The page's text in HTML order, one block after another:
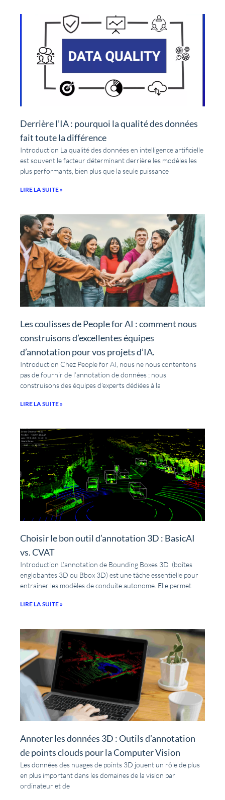
Derrière l’IA : pourquoi la qualité des données
fait toute la différence
Introduction La qualité des données en intelligence artificielle
est souvent le facteur déterminant derrière les modèles les
plus performants, bien plus que la seule puissance
LIRE LA SUITE »
Les coulisses de People for AI : comment nous
construisons d’excellentes équipes
d’annotation pour vos projets d’IA.
Introduction Chez People for AI, nous ne nous contentons
pas de fournir de l’annotation de données ; nous
construisons des équipes d’experts dédiées à la
LIRE LA SUITE »
Choisir le bon outil d’annotation 3D : BasicAI
vs. CVAT
Introduction L’annotation de Bounding Boxes 3D (boîtes
englobantes 3D ou Bbox 3D) est une tâche essentielle pour
entraîner les modèles de conduite autonome. Elle permet
LIRE LA SUITE »
Annoter les données 3D : Outils d’annotation
de points clouds pour la Computer Vision
Les données des nuages de points 3D jouent un rôle de plus
en plus important dans les domaines de la vision par
ordinateur et de